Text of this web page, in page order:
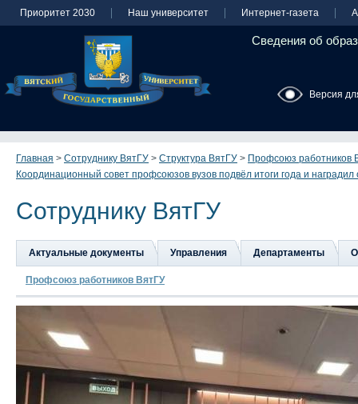
Приоритет 2030 Наш университет Интернет-газета
Сведения об
Версия
Главная > Сотруднику ВятГУ > Структура ВятГУ > Профсоюз работников
Координационный совет профсоюзов вузов подвёл итоги года и наградил
Сотруднику ВятГУ
Актуальные документы Управления Департаменты
Профсоюз работников ВятГУ